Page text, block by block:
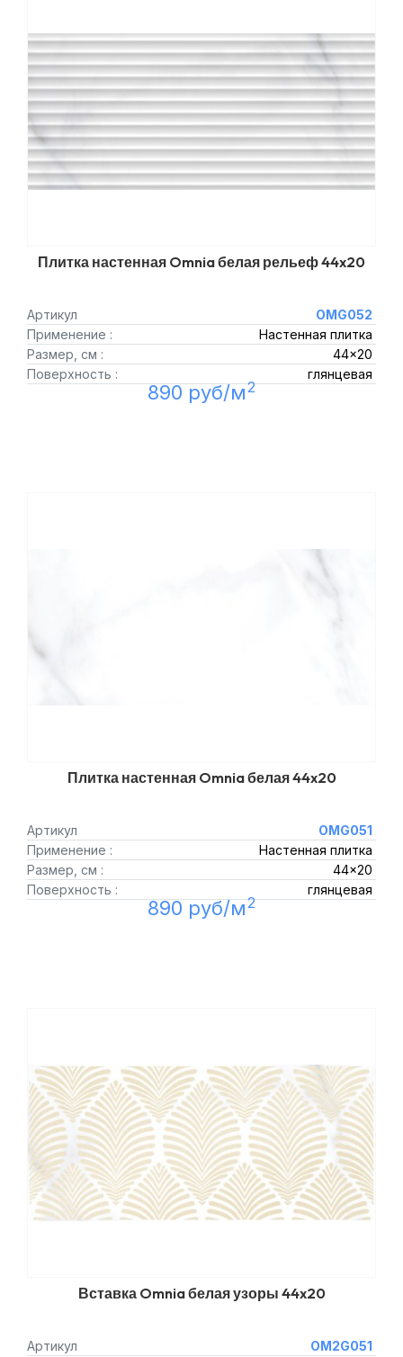
Плитка настенная Omnia белая рельеф 44x20
Артикул
OMG052
Применение :
Настенная плитка
Размер, см :
44x20
Поверхность :
глянцевая
890 руб/м2
Плитка настенная Omnia белая 44x20
Артикул
OMG051
Применение :
Настенная плитка
Размер, см :
44x20
Поверхность :
глянцевая
890 руб/м2
Вставка Omnia белая узоры 44x20
Артикул
OM2G051